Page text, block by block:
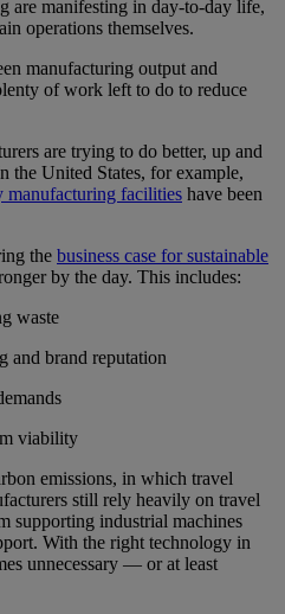
are manifesting in day-to-day life,
operations themselves.
manufacturing output and
of work left to do to reduce
are trying to do better, up and
the United States, for example,
manufacturing facilities have been
the business case for sustainable
by the day. This includes:
waste
and brand reputation
viability
emissions, in which travel
still rely heavily on travel
supporting industrial machines
With the right technology in
unnecessary — or at least